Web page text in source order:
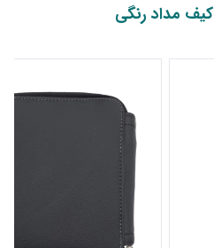
کیف مداد رنگی